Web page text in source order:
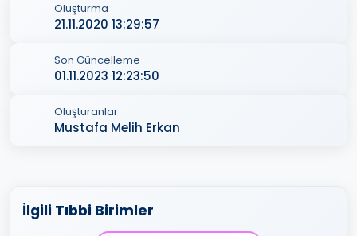
Oluşturma
21.11.2020 13:29:57
Son Güncelleme
01.11.2023 12:23:50
Oluşturanlar
Mustafa Melih Erkan
İlgili Tıbbi Birimler